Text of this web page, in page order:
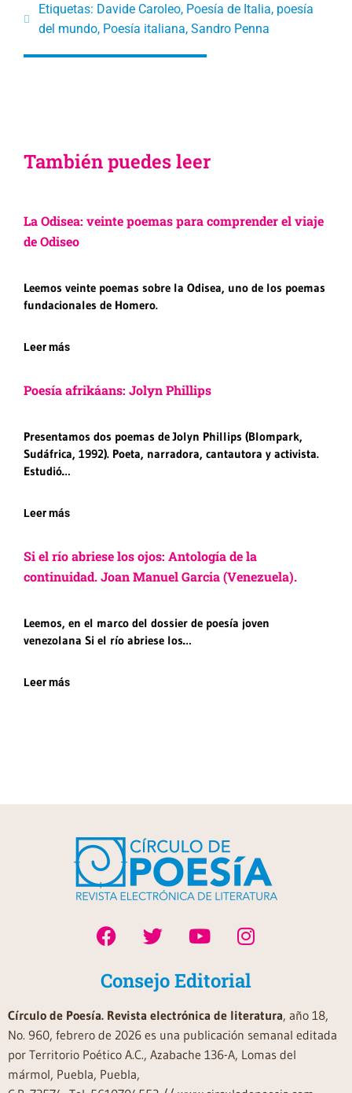
Etiquetas: Davide Caroleo, Poesía de Italia, poesía
del mundo, Poesía italiana, Sandro Penna
También puedes leer
La Odisea: veinte poemas para comprender el viaje
de Odiseo
Leemos veinte poemas sobre la Odisea, uno de los poemas
fundacionales de Homero.
Leer más
Poesía afrikáans: Jolyn Phillips
Presentamos dos poemas de Jolyn Phillips (Blompark,
Sudáfrica, 1992). Poeta, narradora, cantautora y activista.
Estudió…
Leer más
Si el río abriese los ojos: Antología de la
continuidad. Joan Manuel Garcia (Venezuela).
Leemos, en el marco del dossier de poesía joven
venezolana Si el río abriese los…
Leer más
Consejo Editorial
Círculo de Poesía. Revista electrónica de literatura, año 18,
No. 960, febrero de 2026 es una publicación semanal editada
por Territorio Poético A.C., Azabache 136-A, Lomas del
mármol, Puebla, Puebla,